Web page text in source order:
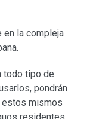
en la compleja
todo tipo de
pondrán
estos mismos